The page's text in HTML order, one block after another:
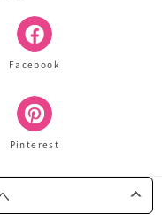
Facebook
Pinterest